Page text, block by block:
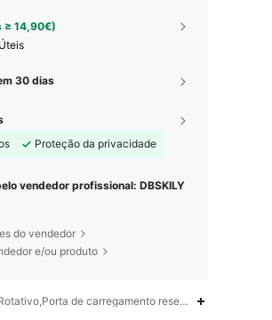
≥ 14,90€)
30 dias
Proteção da privacidade
vendedor profissional: DBSKILY
do vendedor
e/ou produto
de carregamento reservada,À prova
3.6K